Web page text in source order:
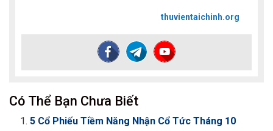
thuvientaichinh.org
Có Thể Bạn Chưa Biết
5 Cổ Phiếu Tiềm Năng Nhận Cổ Tức Tháng 10